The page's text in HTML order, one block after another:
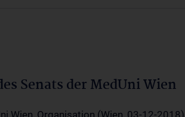
Senats der MedUni Wien
Wien, Organisation (Wien, 03-12-